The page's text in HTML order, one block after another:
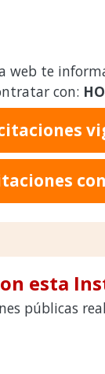
web te
con:
esta
públicas